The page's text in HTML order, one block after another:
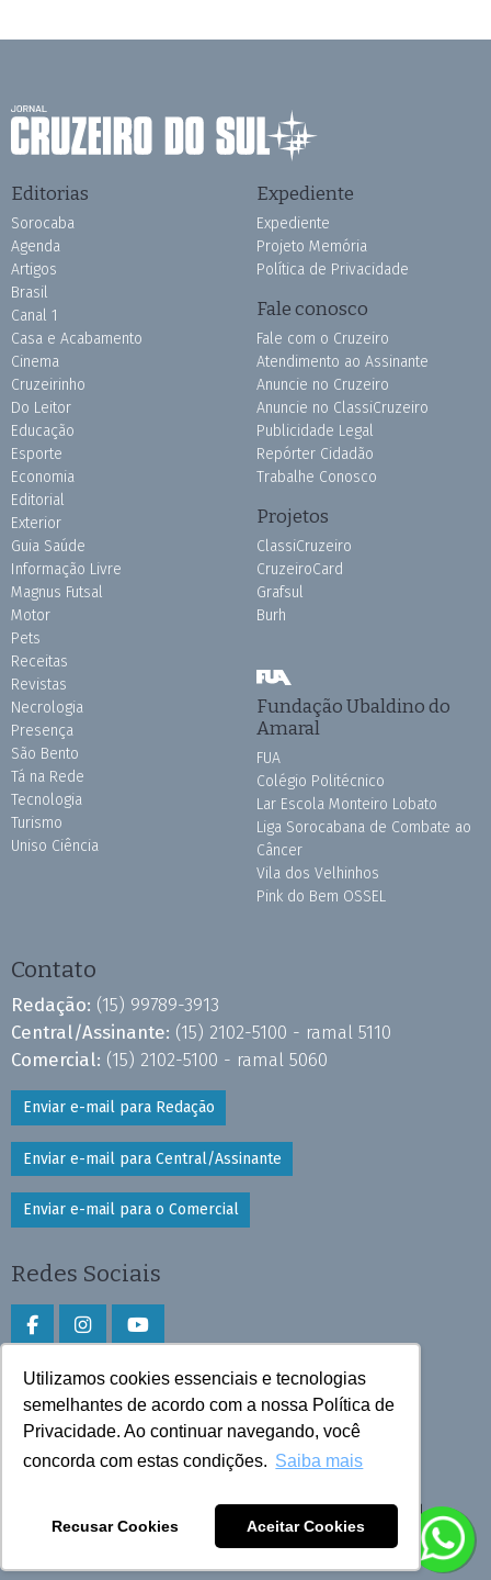
Utilizamos cookies essenciais e tecnologias
semelhantes de acordo com a nossa Política de
Privacidade. Ao continuar navegando, você
concorda com estas condições. Saiba mais
Recusar Cookies Aceitar Cookies
Editorias
Sorocaba
Agenda
Artigos
Brasil
Canal 1
Casa e Acabamento
Cinema
Cruzeirinho
Do Leitor
Educação
Esporte
Economia
Editorial
Exterior
Guia Saúde
Informação Livre
Magnus Futsal
Motor
Pets
Receitas
Revistas
Necrologia
Presença
São Bento
Tá na Rede
Tecnologia
Turismo
Uniso Ciência
Expediente
Expediente
Projeto Memória
Política de Privacidade
Fale conosco
Fale com o Cruzeiro
Atendimento ao Assinante
Anuncie no Cruzeiro
Anuncie no ClassiCruzeiro
Publicidade Legal
Repórter Cidadão
Trabalhe Conosco
Projetos
ClassiCruzeiro
CruzeiroCard
Grafsul
Burh
Fundação Ubaldino do
Amaral
FUA
Colégio Politécnico
Lar Escola Monteiro Lobato
Liga Sorocabana de Combate ao
Câncer
Vila dos Velhinhos
Pink do Bem OSSEL
Contato
Redação: (15) 99789-3913
Central/Assinante: (15) 2102-5100 - ramal 5110
Comercial: (15) 2102-5100 - ramal 5060
Enviar e-mail para Redação
Enviar e-mail para Central/Assinante
Enviar e-mail para o Comercial
Redes Sociais
Faça download do aplicativo
Play Store e App Store
Todos os direitos reservados © 2025 Cruzeiro do Sul